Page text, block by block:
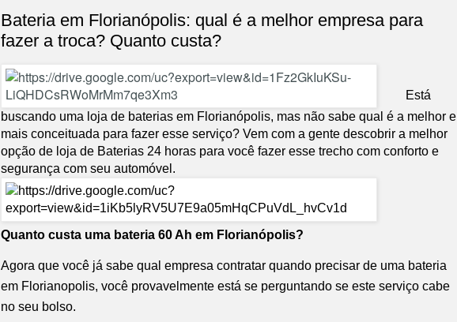
Bateria em Florianópolis: qual é a melhor empresa para
fazer a troca? Quanto custa?
Está
buscando uma loja de baterias em Florianópolis, mas não sabe qual é a melhor e
mais conceituada para fazer esse serviço? Vem com a gente descobrir a melhor
opção de loja de Baterias 24 horas para você fazer esse trecho com conforto e
segurança com seu automóvel.
Quanto custa uma bateria 60 Ah em Florianópolis?
Agora que você já sabe qual empresa contratar quando precisar de uma bateria
em Florianopolis, você provavelmente está se perguntando se este serviço cabe
no seu bolso.